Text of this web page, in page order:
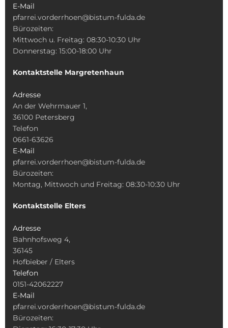
E-Mail
pfarrei.vorderrhoen@bistum-fulda.de
Bürozeiten:
Mittwoch u. Freitag: 08:30-10:30 Uhr
Donnerstag: 15:00-18:00 Uhr
Kontaktstelle Margretenhaun
Adresse
An der Wehrmauer 1,
36100 Petersberg
Telefon
0661-63626
E-Mail
pfarrei.vorderrhoen@bistum-fulda.de
Bürozeiten:
Montag, Mittwoch und Freitag: 08:30-10:30 Uhr
Kontaktstelle Elters
Adresse
Bahnhofsweg 4,
36145
Hofbieber / Elters
Telefon
0151-42062227
E-Mail
pfarrei.vorderrhoen@bistum-fulda.de
Bürozeiten: